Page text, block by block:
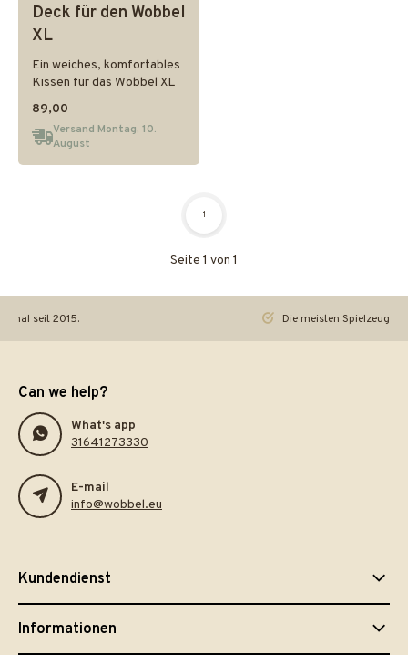
Deck für den Wobbel
XL
Ein weiches, komfortables
Kissen für das Wobbel XL
89,00
Versand Montag, 10.
August
Seite 1 von 1
1
seit 2015. Die meisten Spielzeuge
Can we help?
What's app
31641273330
E-mail
info@wobbel.eu
Kundendienst
Informationen